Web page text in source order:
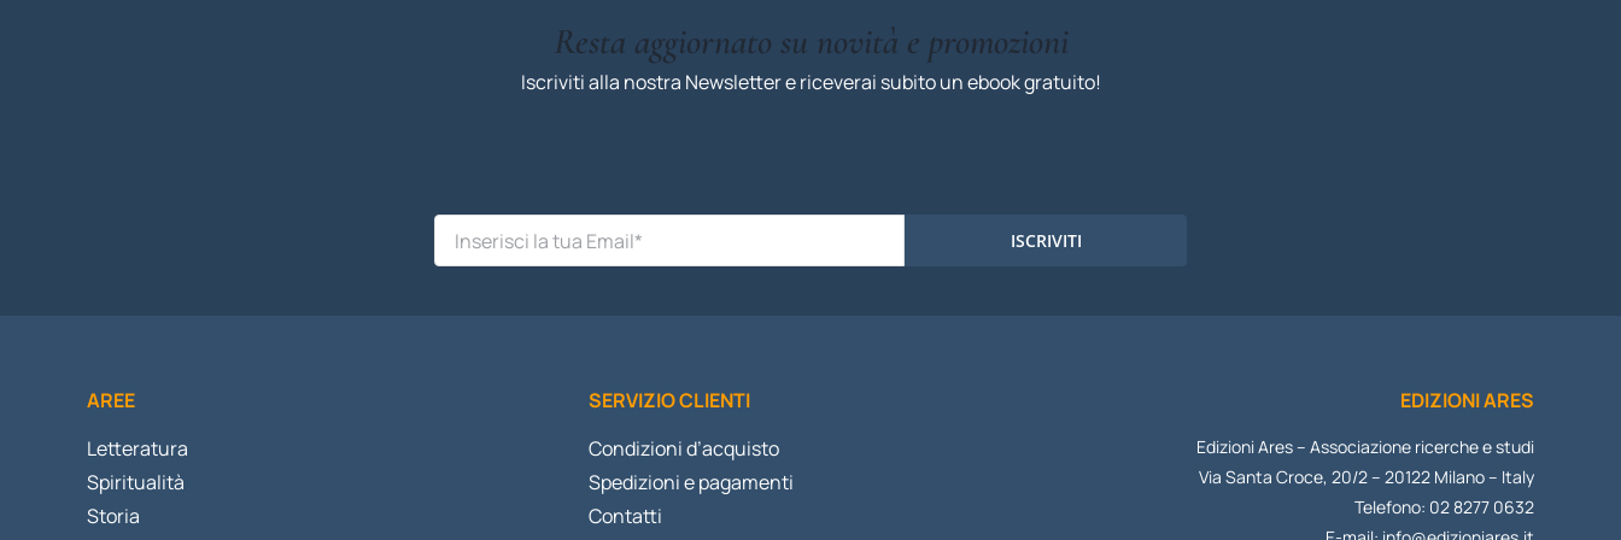
Resta aggiornato su novità e promozioni
Iscriviti alla nostra Newsletter e riceverai subito un ebook gratuito!
ISCRIVITI
AREE
Letteratura
Spiritualità
Storia
SERVIZIO CLIENTI
Condizioni d’acquisto
Spedizioni e pagamenti
Contatti
EDIZIONI ARES
Edizioni Ares – Associazione ricerche e studi
Via Santa Croce, 20/2 – 20122 Milano – Italy
Telefono: 02 8277 0632